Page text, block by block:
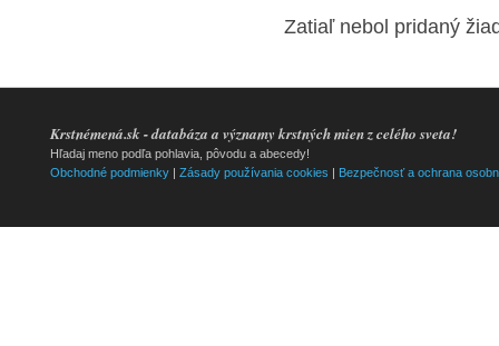
Zatiaľ nebol pridaný
Krstnémená.sk - databáza a významy krstných mien z celého sveta!
Hľadaj meno podľa pohlavia, pôvodu a abecedy!
Obchodné podmienky
Zásady používania cookies Bezpečnosť a ochrana